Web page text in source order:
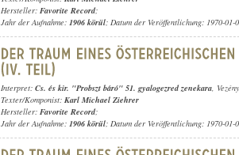
Hersteller: Favorite Record;
Jahr der Aufnahme: 1906 körül; Datum der Veröffentlichung: 1970-01-
Interpret: Cs. és kir. "Probszt báró" 51. gyalogezred zenekara,
Texter/Komponist: Karl Michael Ziehrer
Hersteller: Favorite Record;
Jahr der Aufnahme: 1906 körül; Datum der Veröffentlichung: 1970-01-